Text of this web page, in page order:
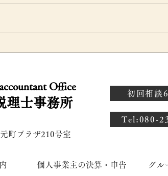
グループ通算制度への移行で
延税金資産への影響を公認会
計士が解説
Office
理士事務所
町プラザ210号室
初回相談
​Tel:080-
個人事業主の決算・申告 グル